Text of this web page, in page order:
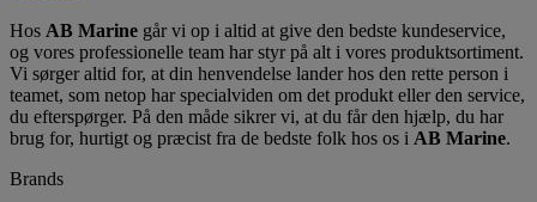
Hos AB Marine går vi op i altid at give den bedste kundeservice,
og vores professionelle team har styr på alt i vores produktsortiment.
Vi sørger altid for, at din henvendelse lander hos den rette person i
teamet, som netop har specialviden om det produkt eller den service,
du efterspørger. På den måde sikrer vi, at du får den hjælp, du har
brug for, hurtigt og præcist fra de bedste folk hos os i AB Marine.
Brands